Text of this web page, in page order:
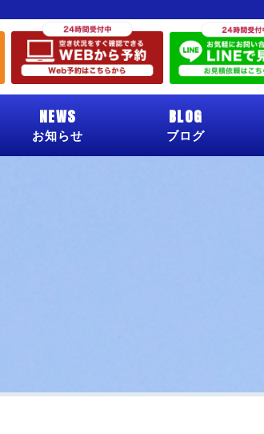
NEWS
お知らせ
BLOG
ブログ